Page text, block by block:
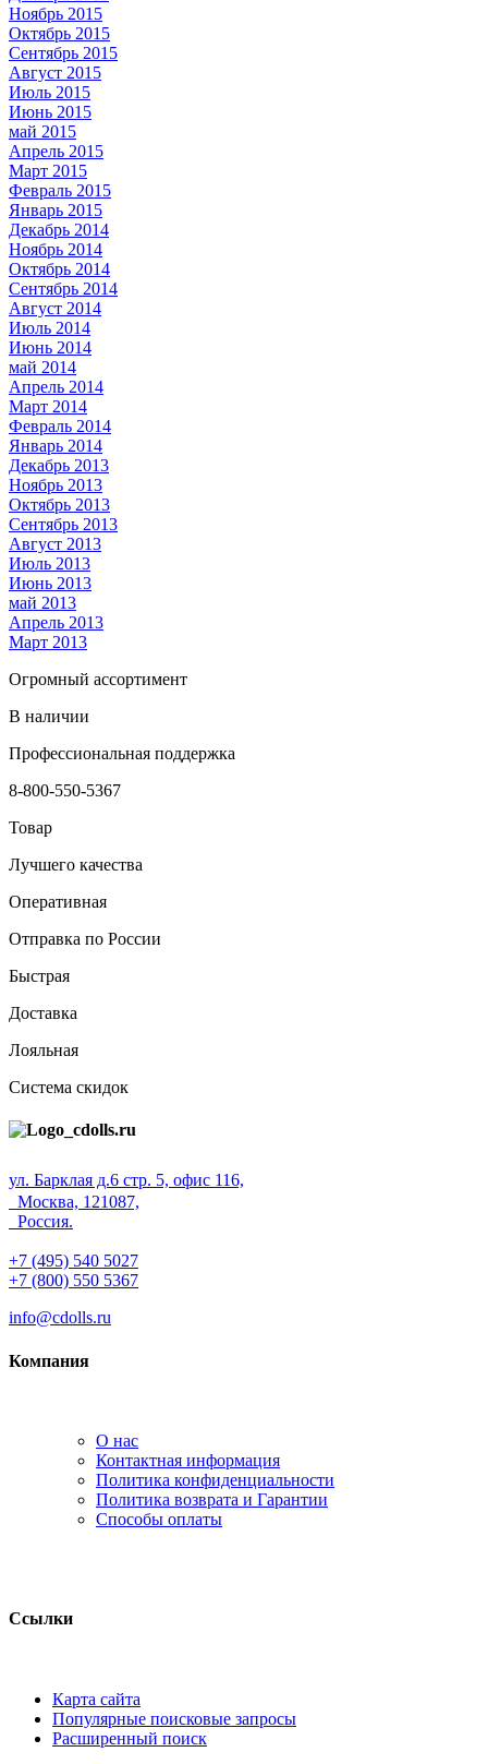
Ноябрь 2015
Октябрь 2015
Сентябрь 2015
Август 2015
Июль 2015
Июнь 2015
май 2015
Апрель 2015
Март 2015
Февраль 2015
Январь 2015
Декабрь 2014
Ноябрь 2014
Октябрь 2014
Сентябрь 2014
Август 2014
Июль 2014
Июнь 2014
май 2014
Апрель 2014
Март 2014
Февраль 2014
Январь 2014
Декабрь 2013
Ноябрь 2013
Октябрь 2013
Сентябрь 2013
Август 2013
Июль 2013
Июнь 2013
май 2013
Апрель 2013
Март 2013
Огромный ассортимент
В наличии
Профессиональная поддержка
8-800-550-5367
Товар
Лучшего качества
Оперативная
Отправка по России
Быстрая
Доставка
Лояльная
Система скидок
ул. Барклая д.6 стр. 5, офис 116,
Москва, 121087,
Россия.
+7 (495) 540 5027
+7 (800) 550 5367
info@cdolls.ru
Компания
О нас
Контактная информация
Политика конфиденциальности
Политика возврата и Гарантии
Способы оплаты
Ссылки
Карта сайта
Популярные поисковые запросы
Расширенный поиск